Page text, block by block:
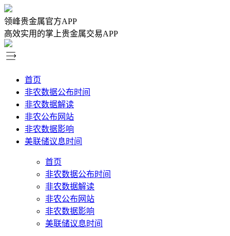
领峰贵金属官方APP
高效实用的掌上贵金属交易APP
首页
非农数据公布时间
非农数据解读
非农公布网站
非农数据影响
美联储议息时间
首页
非农数据公布时间
非农数据解读
非农公布网站
非农数据影响
美联储议息时间